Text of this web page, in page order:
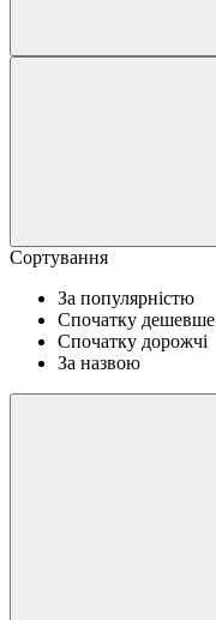
Сортування
За популярністю
Спочатку дешевше
Спочатку дорожчі
За назвою